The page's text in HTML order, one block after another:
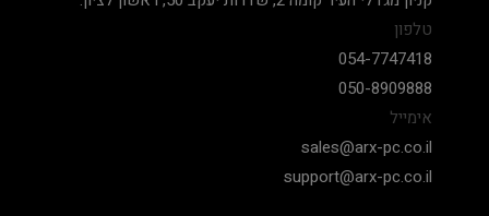
טלפון
054-7747418
050-8909888
אימייל
sales@arx-pc.co.il
support@arx-pc.co.il